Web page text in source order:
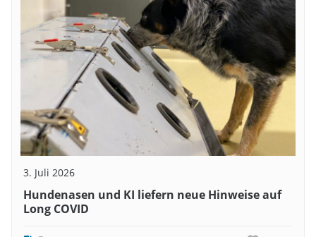
3. Juli 2026
Hundenasen und KI liefern neue Hinweise auf
Long COVID